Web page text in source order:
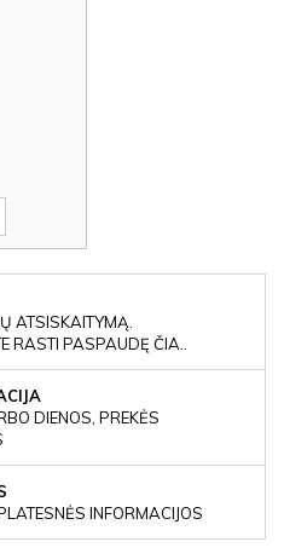
ATSISKAITYMĄ.
RASTI PASPAUDĘ ČIA..
DIENOS, PREKĖS
INFORMACIJOS